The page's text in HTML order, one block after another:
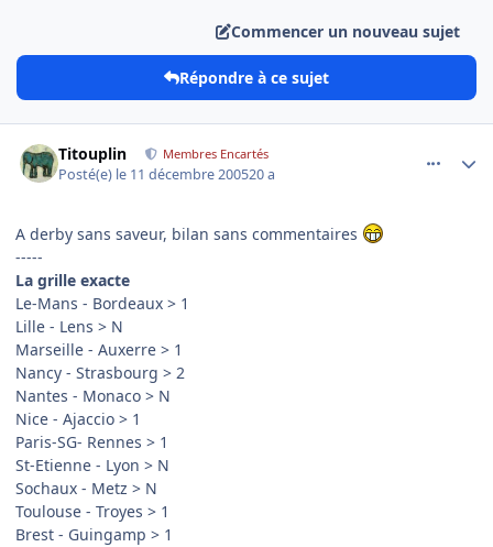
Commencer un nouveau sujet
Répondre à ce sujet
Titouplin Membres Encartés
Posté(e) le 11 décembre 200520 a
A derby sans saveur, bilan sans commentaires
-----
La grille exacte
Le-Mans - Bordeaux > 1
Lille - Lens > N
Marseille - Auxerre > 1
Nancy - Strasbourg > 2
Nantes - Monaco > N
Nice - Ajaccio > 1
Paris-SG- Rennes > 1
St-Etienne - Lyon > N
Sochaux - Metz > N
Toulouse - Troyes > 1
Brest - Guingamp > 1